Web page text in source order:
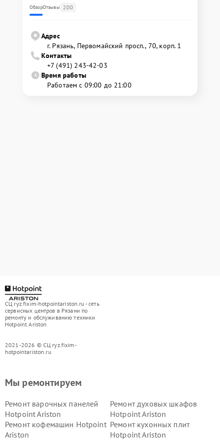
ОбзорОтзывы 200
Адрес
г. Рязань, Первомайский просп., 70, корп. 1
Контакты
+7 (491) 243-42-03
Время работы
Работаем с 09:00 до 21:00
СЦ ryz.fixim-hotpointariston.ru - сеть
сервисных центров в Рязани по
ремонту и обслуживанию техники
Hotpoint Ariston
2021-2026 © СЦ ryz.fixim-
hotpointariston.ru
Мы ремонтируем
Ремонт варочных панелей
Hotpoint Ariston
Ремонт духовых шкафов
Hotpoint Ariston
Ремонт кофемашин Hotpoint
Ariston
Ремонт кухонных плит
Hotpoint Ariston